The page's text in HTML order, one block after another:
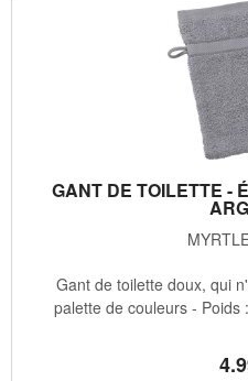
GANT DE TOILETTE -
4
Gant de toilette doux, qui
palette de couleurs -